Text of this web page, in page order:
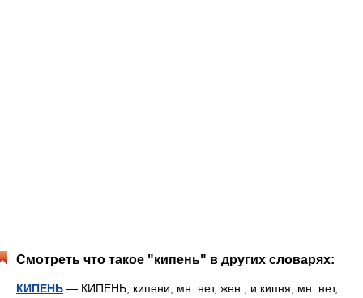
Смотреть что такое "кипень" в других словарях:
КИПЕНЬ — КИПЕНЬ, кипени, мн. нет, жен., и кипня, мн. нет,